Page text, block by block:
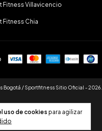
uso de cookies para agilizar
Fitness Villavicencio
Fitness Chia
Bogotá / Sportfitness Sitio Oficial -